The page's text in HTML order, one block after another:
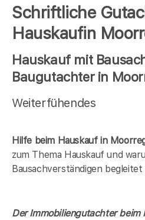
Schriftliche
Hauskaufin
Hauskauf mit
Baugutachter in
Weiterfühendes
Hilfe beim Hauskauf in
zum Thema Hauskauf und
Bausachverständigen
Der Immobiliengutachter beim